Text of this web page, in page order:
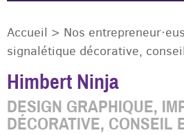
Accueil > Nos
signalétique décorative,
Himbert Ninja
DESIGN GRAPHIQUE,
DÉCORATIVE, CONSEIL